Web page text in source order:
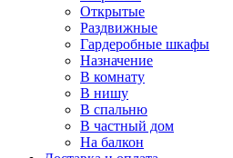
Открытые
Раздвижные
Гардеробные шкафы
Назначение
В комнату
В нишу
В спальню
В частный дом
На балкон